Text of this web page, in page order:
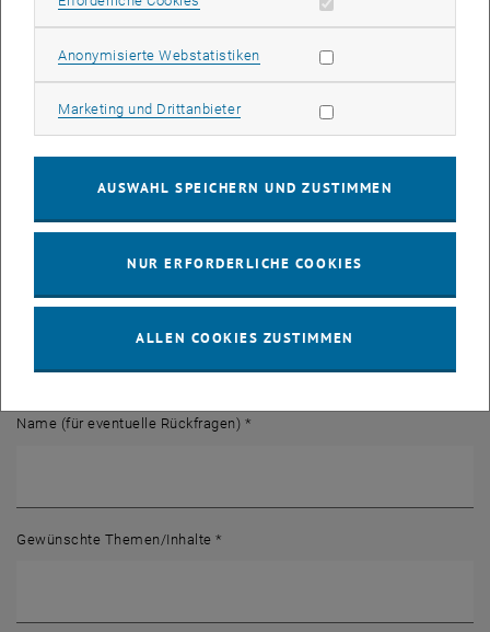
Weiterentwicklung.
Wichtige Regelungenfinden Sie unter Punkt 5 bis Punkt 8
Der Kompetenzkatalog
Individueller Bedarf?
Hierfür können Sie jederzeit das folgende Bedarfsformular nutzen.
Bedarfsformular für interne Weiterbildungen
Name (für eventuelle Rückfragen) *
Gewünschte Themen/Inhalte *
Anonymisierte WebstatistikenStatistik Cookies zulassen
Marketing und DrittanbieterMarketing Cookies zulassen
AUSWAHL SPEICHERN UND ZUSTIMMEN
NUR ERFORDERLICHE COOKIES
ALLEN COOKIES ZUSTIMMEN